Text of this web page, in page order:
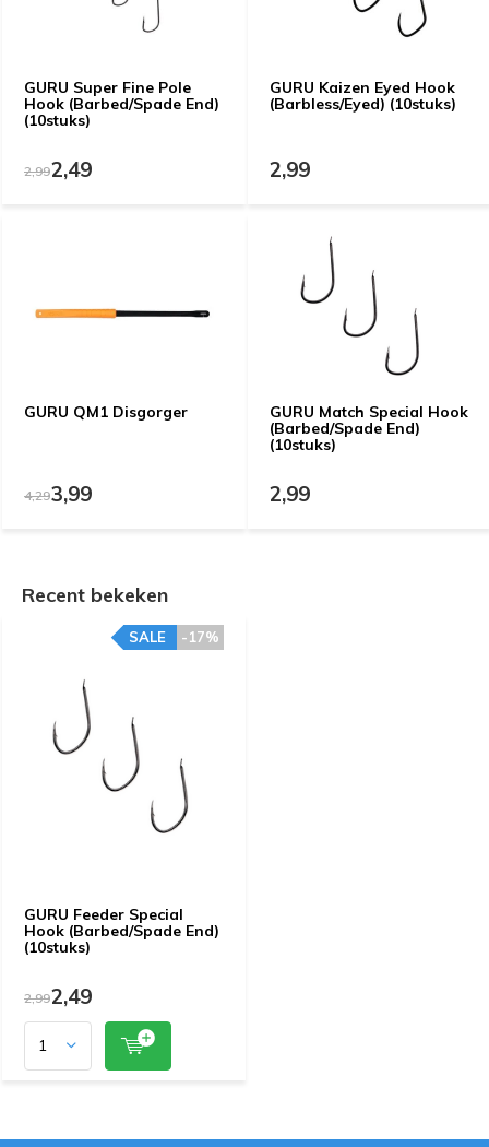
GURU Super Fine Pole
Hook (Barbed/Spade End)
(10stuks)
2,992,49
GURU Kaizen Eyed Hook
(Barbless/Eyed) (10stuks)
2,99
GURU QM1 Disgorger
4,293,99
GURU Match Special Hook
(Barbed/Spade End)
(10stuks)
2,99
Recent bekeken
GURU Feeder Special
Hook (Barbed/Spade End)
(10stuks)
-17%
SALE
2,992,49